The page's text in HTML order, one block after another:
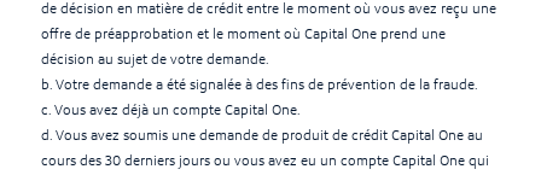
de décision en matière de crédit entre le moment où vous avez reçu une
offre de préapprobation et le moment où Capital One prend une
décision au sujet de votre demande.
b. Votre demande a été signalée à des fins de prévention de la fraude.
c. Vous avez déjà un compte Capital One.
d. Vous avez soumis une demande de produit de crédit Capital One au
cours des 30 derniers jours ou vous avez eu un compte Capital One qui